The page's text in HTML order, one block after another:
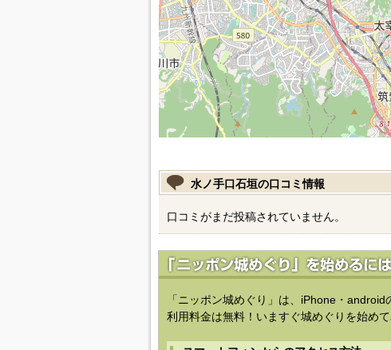
水ノ手口石垣の口コミ情報
口コミがまだ投稿されていません。
「ニッポン城めぐり」は、iPhone・android
利用料金は無料！いますぐ城めぐりを始めて